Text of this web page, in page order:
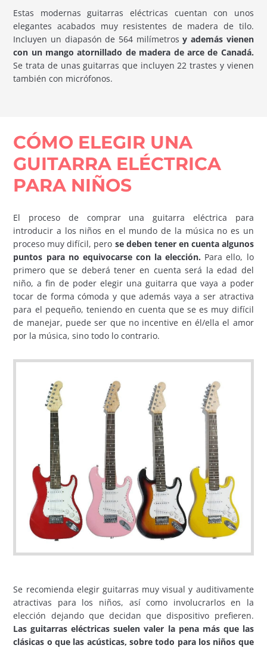
Estas modernas guitarras eléctricas cuentan con unos
elegantes acabados muy resistentes de madera de tilo.
Incluyen un diapasón de 564 milímetrosy además vienen
con un mango atornillado de madera de arce de Canadá.
Se trata de unas guitarras que incluyen 22 trastes y vienen
también con micrófonos.
CÓMO ELEGIR UNA
GUITARRA ELÉCTRICA
PARA NIÑOS
El proceso de comprar una guitarra eléctrica para
introducir a los niños en el mundo de la música no es un
proceso muy difícil, pero se deben tener en cuenta algunos
puntos para no equivocarse con la elección. Para ello, lo
primero que se deberá tener en cuenta será la edad del
niño, a fin de poder elegir una guitarra que vaya a poder
tocar de forma cómoda y que además vaya a ser atractiva
para el pequeño, teniendo en cuenta que se es muy difícil
de manejar, puede ser que no incentive en él/ella el amor
por la música, sino todo lo contrario.
Se recomienda elegir guitarras muy visual y auditivamente
atractivas para los niños, así como involucrarlos en la
elección dejando que decidan que dispositivo prefieren.
Las guitarras eléctricas suelen valer la pena más que las
clásicas o que las acústicas, sobre todo para los niños que